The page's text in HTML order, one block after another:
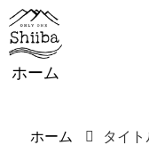
ホーム
ホーム タイ